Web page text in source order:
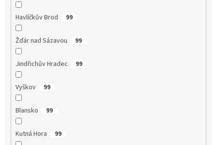
Havlíčkův Brod 99
Žďár nad Sázavou 99
Jindřichův Hradec 99
Vyškov 99
Blansko 99
Kutná Hora 99